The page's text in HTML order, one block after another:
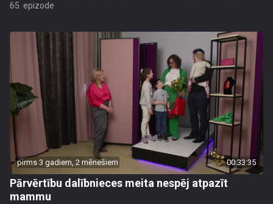
65. epizode
pirms 3 gadiem, 2 mēnešiem 00:33:35
Pārvērtību dalībnieces meita nespēj atpazīt
mammu